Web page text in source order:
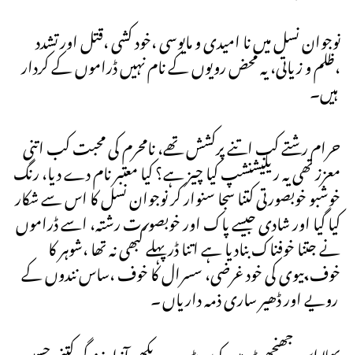
نوجوان نسل میں نا امیدی و مایوسی ،خود کشی ،قتل اور تشدد
،ظلم و زیاتی، یہ محض رویوں کے نام نہیں ڈراموں کے کردار
حرام رشتے کب اتنے پرکشش تھے، نامحرم کی محبت کب اتنی
معزز تھی یہ ریلیشنشپ کیا چیز ہے؟ کیا معتبر نام دے دیا، رنگ
خوشبو خوبصورتی کتنا سجا سنوار کر نوجوان نسل کا اس سے شکار
کیا گیا اور شادی جیسے پاک اور خوبصورت رشتہ، اسے ڈراموں
نے جتنا خوفناک بنادیا ہے اتنا ڈر پہلے کبھی نہ تھا ،شوہر کا
خوف،بیوی کی خود غرضی، سسرال کا خوف ،ساس نندوں کے